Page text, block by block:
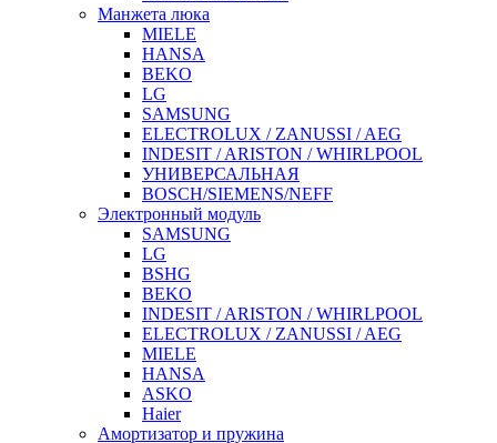
Манжета люка
MIELE
HANSA
BEKO
LG
SAMSUNG
ELECTROLUX / ZANUSSI / AEG
INDESIT / ARISTON / WHIRLPOOL
УНИВЕРСАЛЬНАЯ
BOSCH/SIEMENS/NEFF
Электронный модуль
SAMSUNG
LG
BSHG
BEKO
INDESIT / ARISTON / WHIRLPOOL
ELECTROLUX / ZANUSSI / AEG
MIELE
HANSA
ASKO
Haier
Амортизатор и пружина